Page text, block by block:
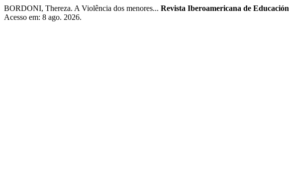
BORDONI, Thereza. A Violência dos menores... Revista Iberoamericana de Educación
Acesso em: 8 ago. 2026.